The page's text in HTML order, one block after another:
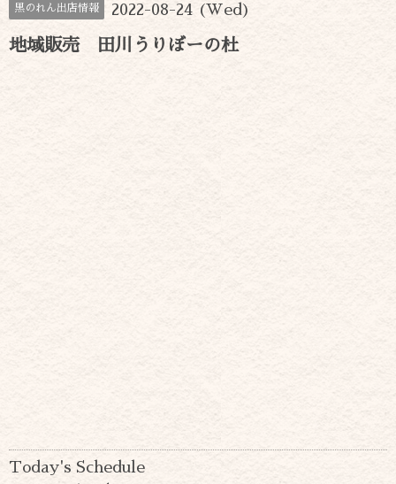
黒のれん出店情報 2022-08-24 (Wed)
地域販売 田川うりぼーの杜
Today's Schedule